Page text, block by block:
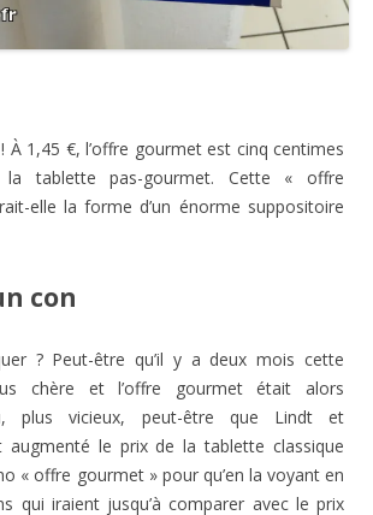
À 1,45 €, l’offre gourmet est cinq centimes
tablette pas-gourmet. Cette « offre
elle la forme d’un énorme suppositoire
con
? Peut-être qu’il y a deux mois cette
chère et l’offre gourmet était alors
plus vicieux, peut-être que Lindt et
augmenté le prix de la tablette classique
« offre gourmet » pour qu’en la voyant en
qui iraient jusqu’à comparer avec le prix